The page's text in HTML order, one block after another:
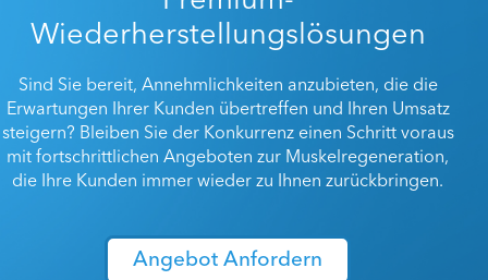
Wiederherstellungslösungen
Sind Sie bereit, Annehmlichkeiten anzubieten, die die
Erwartungen Ihrer Kunden übertreffen und Ihren Umsatz
steigern? Bleiben Sie der Konkurrenz einen Schritt voraus
mit fortschrittlichen Angeboten zur Muskelregeneration,
die Ihre Kunden immer wieder zu Ihnen zurückbringen.
Angebot Anfordern